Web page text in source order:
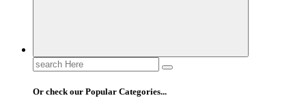
Search
for:
Or check our Popular Categories...